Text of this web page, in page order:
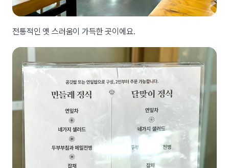
전통적인 옛 스러움이 가득한 곳이에요.